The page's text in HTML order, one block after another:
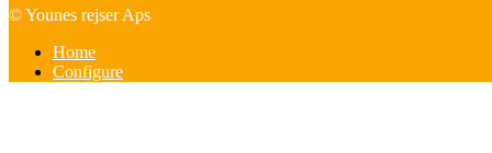
© Younes rejser Aps
Home
Configure